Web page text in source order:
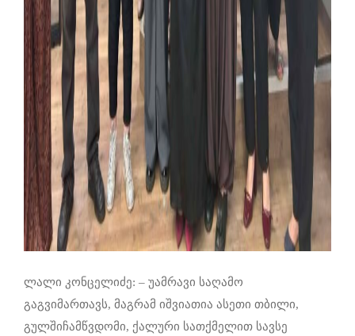
ლალი კონცელიძე: – უამრავი საღამო
გაგვიმართავს, მაგრამ იშვიათია ასეთი თბილი,
გულშიჩამწვდომი, ქალური სათქმელით სავსე